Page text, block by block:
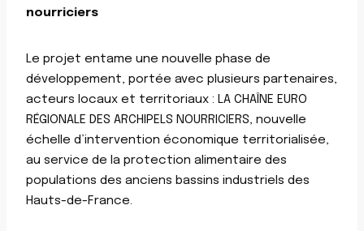
nourriciers
Le projet entame une nouvelle phase de
développement, portée avec plusieurs partenaires,
acteurs locaux et territoriaux : LA CHAÎNE EURO
RÉGIONALE DES ARCHIPELS NOURRICIERS, nouvelle
échelle d’intervention économique territorialisée,
au service de la protection alimentaire des
populations des anciens bassins industriels des
Hauts-de-France.